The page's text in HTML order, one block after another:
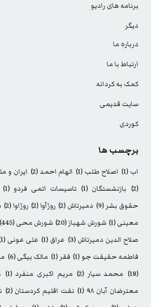
برنامه های رادیو
دیگر
درباره ما
ارتباط با ما
کمک به کردانه
سایت قدیمی
کوردی
برچسب ها
اب (1) اصلاح طلب (1) الهام احمد(2) ایران و
(2)
بازنشستگان (1) تاسیسات اتمی فردو (1)
حقوق بشر (9) دمیرتاش (2) روژآوا(2) روژاوا(2)
معینی(1) شورش شهباز(20) شورش محی(445)
صلاح الدین دمیرتاش (3) عراق (1) علی عونی (1)
فاطمه حقیقت جو (1) فقر (1) مالک بیگی(6)
(18)
محمد سیار (2) مریم اکبری منفرد (1)
معترضان آبان ۹۸
(1) نفت اقلیم کردستان (2)